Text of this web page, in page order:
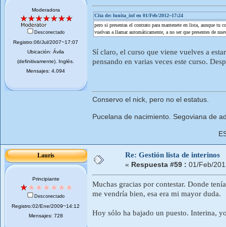
Moderadora
Desconectado
Registro:06/Jul/2007~17:07
Ubicación: Ávila
(definitivamente). Inglés.
Mensajes: 4.094
Cita de: lunita_inf en 01/Feb/2012~17:24
pero si presentas el contrato para mantenete en lista, aunque tu
vuelvan a llamar automáticamente, a no ser que presentes de
Sí claro, el curso que viene vuelves a
pensando en varias veces este curso.
Conservo el nick, pero no el estatus.
Pucelana de nacimiento. Segoviana de
Lauris
Principiante
Desconectado
Registro:02/Ene/2009~14:12
Mensajes: 728
Re: Gestión lista de interinos
« Respuesta #59 : 01/Feb/
Muchas gracias por contestar. Donde
me vendría bien, esa era mi mayor duda.
Hoy sólo ha bajado un puesto. Interina,